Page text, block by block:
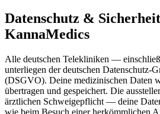
Datenschutz &
KannaMedics
Alle deutschen Telekliniken —
unterliegen der deutschen Datenschutz-
(DSGVO). Deine medizinischen Daten
übertragen und gespeichert. Die
ärztlichen Schweigepflicht — deine